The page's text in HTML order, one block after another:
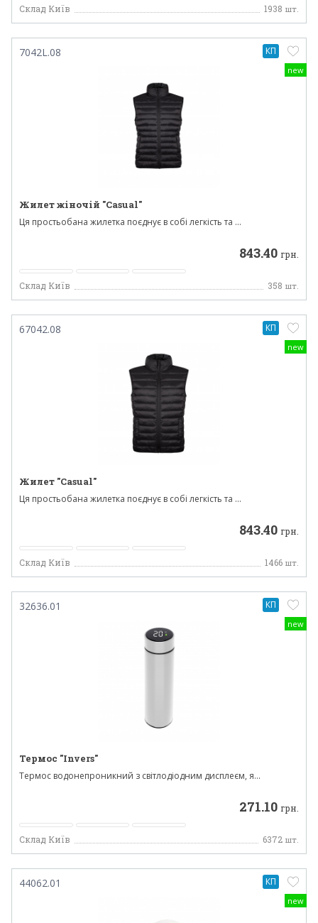
Склад Київ 1938 шт.
new
7042L.08
Жилет жіночій "Casual"
Ця простьобана жилетка поєднує в собі легкість та ...
843.40 грн.
Склад Київ 358 шт.
КП
new
67042.08
Жилет "Casual"
Ця простьобана жилетка поєднує в собі легкість та ...
843.40 грн.
Склад Київ 1466 шт.
КП
new
32636.01
Термос "Invers"
Термос водонепроникний з світлодіодним дисплеєм, я...
271.10 грн.
Склад Київ 6372 шт.
КП
new
44062.01 КП